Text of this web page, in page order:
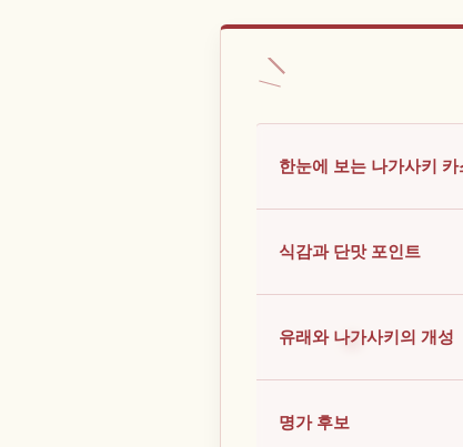
한눈에 보는 나가사키
식감과 단맛 포인트
유래와 나가사키의 개성
명가 후보